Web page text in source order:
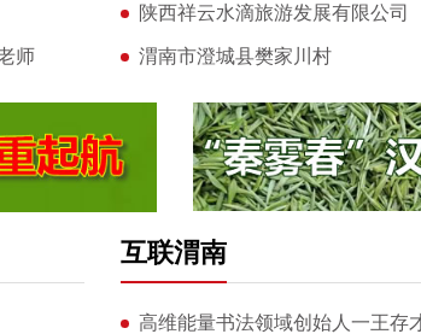
师
陕西祥云水滴旅游发展有限公司
渭南市澄城县樊家川村
互联渭南
高维能量书法领域创始人一王存